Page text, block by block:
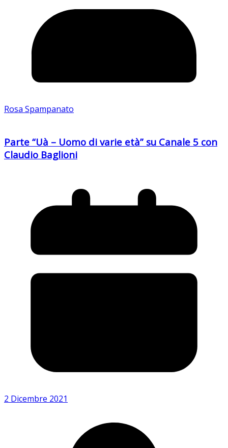
Rosa Spampanato
Parte “Uà – Uomo di varie età” su Canale 5 con
Claudio Baglioni
2 Dicembre 2021